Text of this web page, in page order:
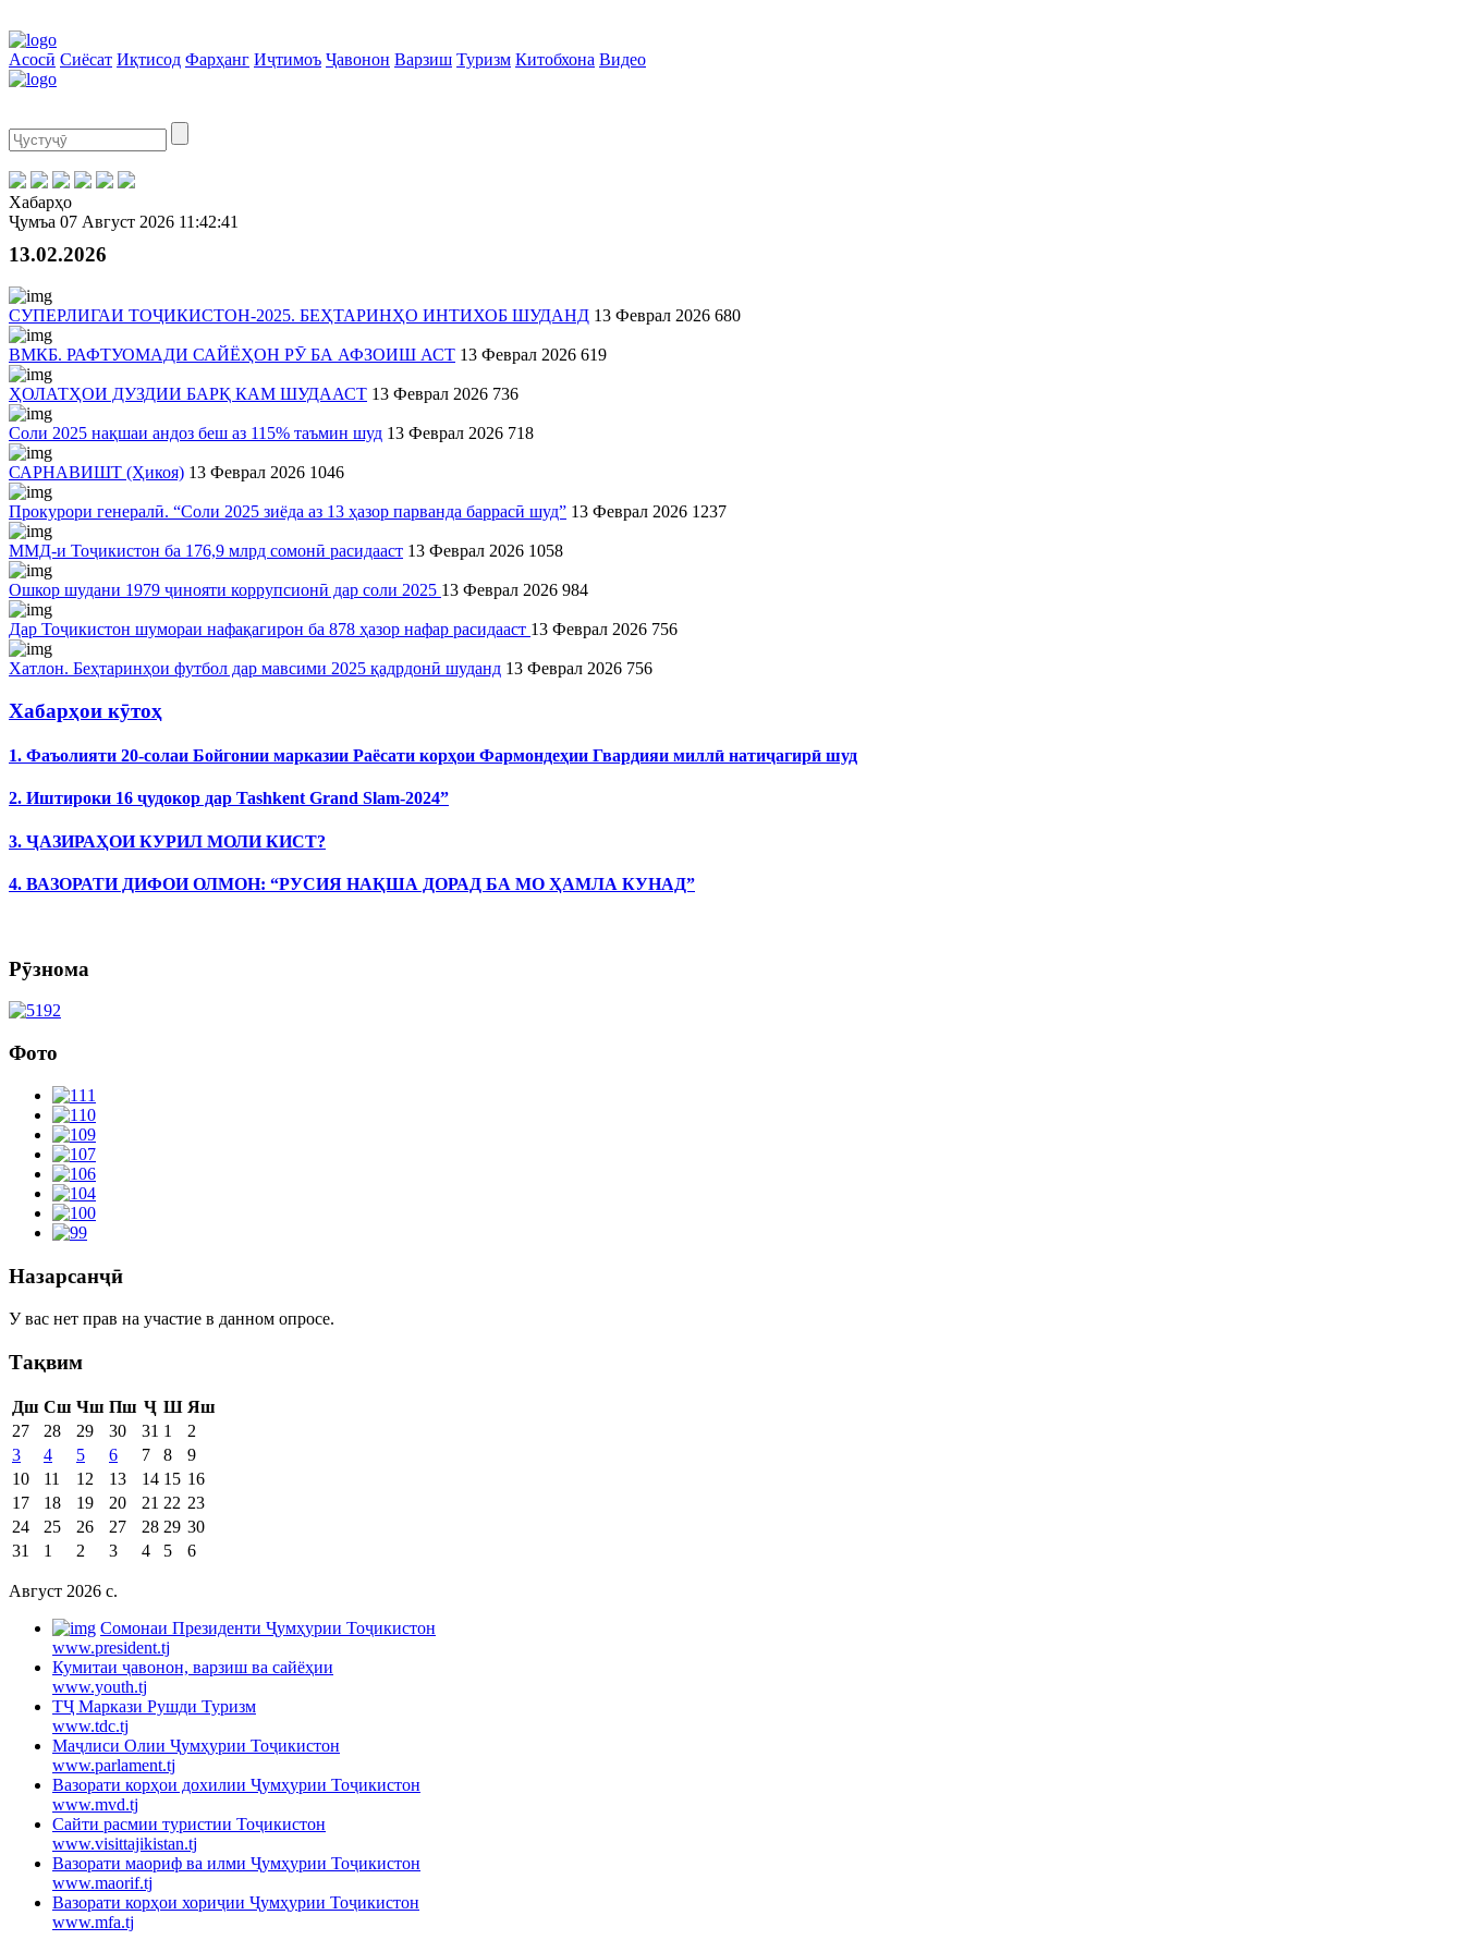
Асосӣ Сиёсат Иқтисод Фарҳанг Иҷтимоъ Ҷавонон Варзиш Туризм Китобхона Видео
Хабарҳо
Ҷумъа 07 Август 2026 11:42:41
13.02.2026
СУПЕРЛИГАИ ТОҶИКИСТОН-2025. БЕҲТАРИНҲО ИНТИХОБ ШУДАНД 13 Феврал 2026 680
ВМКБ. РАФТУОМАДИ САЙЁҲОН РӮ БА АФЗОИШ АСТ 13 Феврал 2026 619
ҲОЛАТҲОИ ДУЗДИИ БАРҚ КАМ ШУДААСТ 13 Феврал 2026 736
Соли 2025 нақшаи андоз беш аз 115% таъмин шуд 13 Феврал 2026 718
САРНАВИШТ (Ҳикоя) 13 Феврал 2026 1046
Прокурори генералӣ. “Соли 2025 зиёда аз 13 ҳазор парванда баррасӣ шуд” 13 Феврал 2026 1237
ММД-и Тоҷикистон ба 176,9 млрд сомонӣ расидааст 13 Феврал 2026 1058
Ошкор шудани 1979 ҷинояти коррупсионӣ дар соли 2025 13 Феврал 2026 984
Дар Тоҷикистон шумораи нафақагирон ба 878 ҳазор нафар расидааст 13 Феврал 2026 756
Хатлон. Беҳтаринҳои футбол дар мавсими 2025 қадрдонӣ шуданд 13 Феврал 2026 756
Хабарҳои кӯтоҳ
1. Фаъолияти 20-солаи Бойгонии марказии Раёсати корҳои Фармондеҳии Гвардияи миллӣ натиҷагирӣ шуд
2. Иштироки 16 ҷудокор дар Tashkent Grand Slam-2024”
3. ҶАЗИРАҲОИ КУРИЛ МОЛИ КИСТ?
4. ВАЗОРАТИ ДИФОИ ОЛМОН: “РУСИЯ НАҚША ДОРАД БА МО ҲАМЛА КУНАД”
Рӯзнома
Фото
Назарсанҷӣ
У вас нет прав на участие в данном опросе.
Тақвим
Дш Сш Чш Пш Ҷ Ш Яш
27
28 29 30 31 1
2
3
4 5 6 7 8
9
10
11 12 13 14 15 16
17
18 19 20 21 22 23
24
25 26 27 28 29 30
31
1 2 3 4 5 6
Август 2026 c.
Cомонаи Президенти Ҷумҳурии Тоҷикистон
www.president.tj
Кумитаи ҷавонон, варзиш ва сайёҳии
www.youth.tj
ТҶ Маркази Рушди Туризм
www.tdc.tj
Маҷлиси Олии Ҷумҳурии Тоҷикистон
www.parlament.tj
Вазорати корҳои дохилии Ҷумҳурии Тоҷикистон
www.mvd.tj
Сайти расмии туристии Тоҷикистон
www.visittajikistan.tj
Вазорати маориф ва илми Ҷумҳурии Тоҷикистон
www.maorif.tj
Вазорати корҳои хориҷии Ҷумҳурии Тоҷикистон
www.mfa.tj